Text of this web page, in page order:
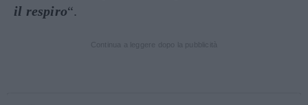
il respiro“.